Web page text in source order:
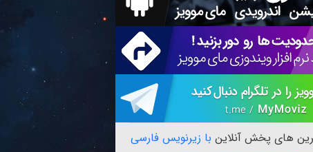
های پخش آنلاین با زیرنویس فارسی